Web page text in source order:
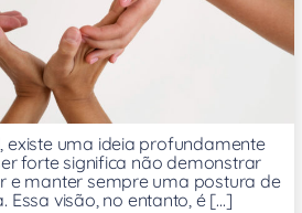
existe uma ideia profundamente
forte significa não demonstrar
e manter sempre uma postura de
Essa visão, no entanto, é [...]